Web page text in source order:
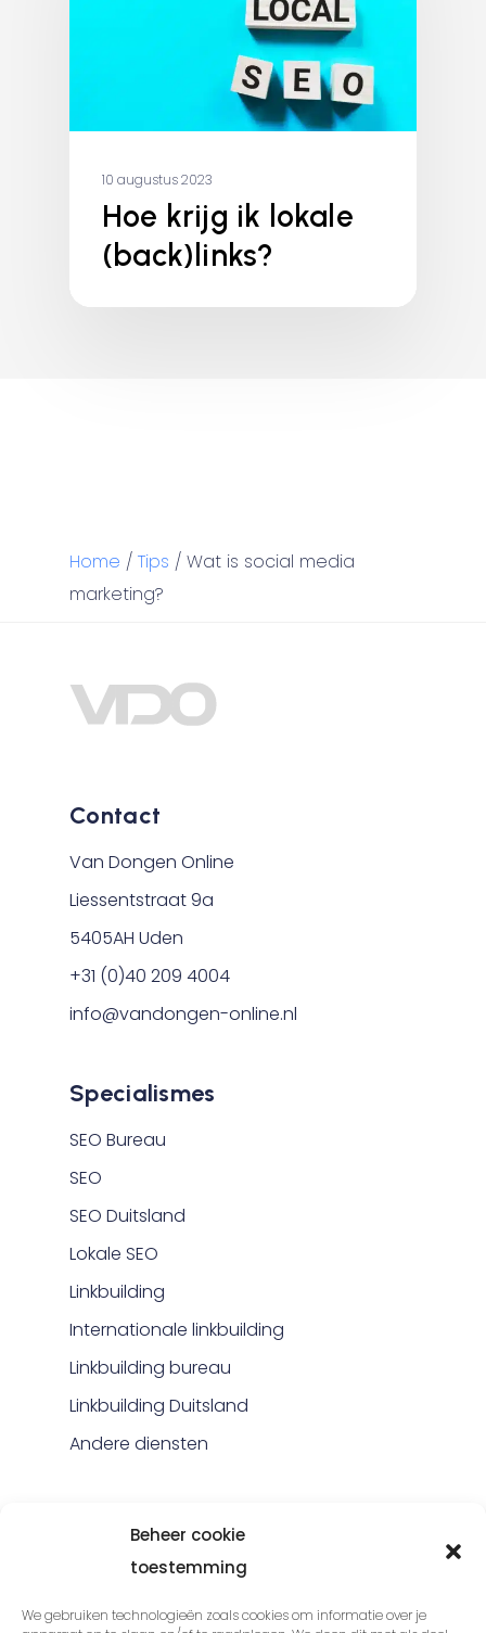
Beheer cookie
toestemming
We gebruiken technologieën zoals cookies om informatie over je
10 augustus 2023
Hoe krijg ik lokale
(back)links?
Home / Tips / Wat is social media
marketing?
Contact
Van Dongen Online
Liessentstraat 9a
5405AH Uden
+31 (0)40 209 4004
info@vandongen-online.nl
Specialismes
SEO Bureau
SEO
SEO Duitsland
Lokale SEO
Linkbuilding
Internationale linkbuilding
Linkbuilding bureau
Linkbuilding Duitsland
Andere diensten
Over VDO
Team